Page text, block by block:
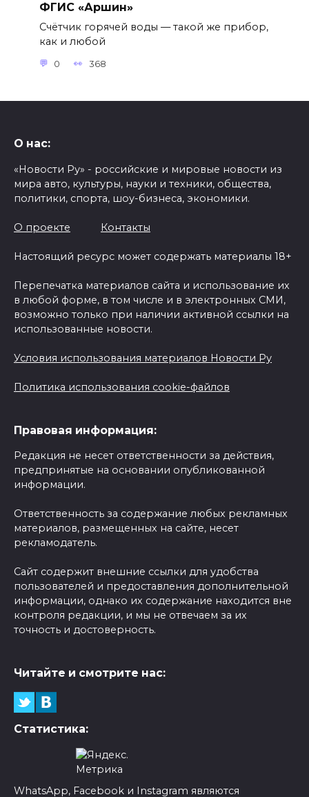
ФГИС «Аршин»
Счётчик горячей воды — такой же прибор,
как и любой
0 368
О нас:
«Новости Ру» - российские и мировые новости из
мира авто, культуры, науки и техники, общества,
политики, спорта, шоу-бизнеса, экономики.
О проекте Контакты
Настоящий ресурс может содержать материалы 18+
Перепечатка материалов сайта и использование их
в любой форме, в том числе и в электронных СМИ,
возможно только при наличии активной ссылки на
использованные новости.
Условия использования материалов Новости Ру
Политика использования cookie-файлов
Правовая информация:
Редакция не несет ответственности за действия,
предпринятые на основании опубликованной
информации.
Ответственность за содержание любых рекламных
материалов, размещенных на сайте, несет
рекламодатель.
Сайт содержит внешние ссылки для удобства
пользователей и предоставления дополнительной
информации, однако их содержание находится вне
контроля редакции, и мы не отвечаем за их
точность и достоверность.
Читайте и смотрите нас:
Статистика:
WhatsApp, Facebook и Instagram являются